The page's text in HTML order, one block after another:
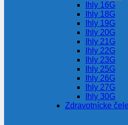
Ihly 16G
Ihly 18G
Ihly 19G
Ihly 20G
Ihly 21G
Ihly 22G
Ihly 23G
Ihly 25G
Ihly 26G
Ihly 27G
Ihly 30G
Zdravotnícke